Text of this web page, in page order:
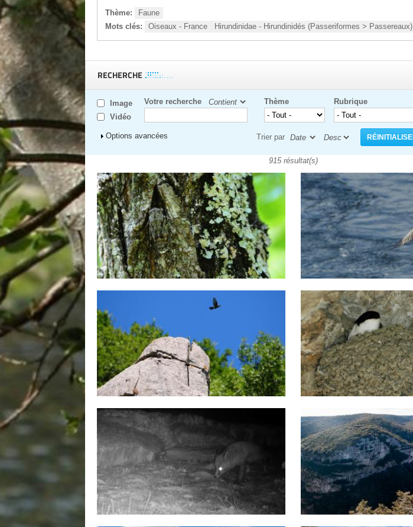
Thème:
Faune
Mots clés:
Oiseaux - France Hirundinidae - Hirundinidés (Passeriformes > Passereaux)
RECHERCHE
Image
Vidéo
Votre recherche Rubrique
Thème
Afficher
Options avancées Trier par
915 résultat(s)
Pages